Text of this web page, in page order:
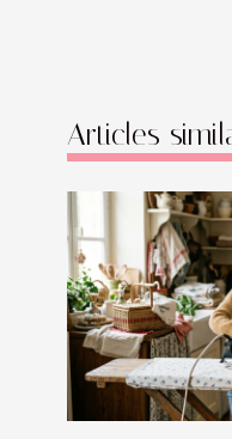
Articles